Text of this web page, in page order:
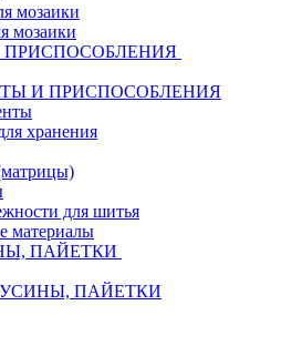
мозаики
мозаики
ПРИСПОСОБЛЕНИЯ
И ПРИСПОСОБЛЕНИЯ
хранения
для шитья
материалы
ПАЙЕТКИ
ПАЙЕТКИ